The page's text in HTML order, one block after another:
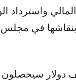
واسترداد
بنقاشها في مجلس
أن “من تقل ودائعهم عن 100